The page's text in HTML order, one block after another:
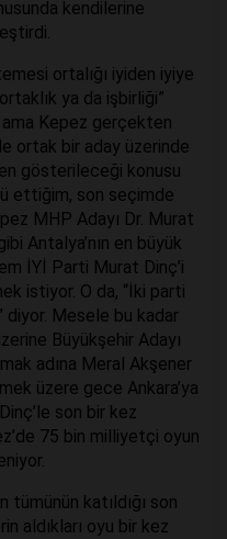
kendilerine
ortalığı iyiden iyiye
ya da işbirliği”
ama Kepez gerçekten
ortak bir aday üzerinde
gösterileceği konusu
ettiğim, son seçimde
MHP Adayı Dr. Murat
Antalya’nın en büyük
İYİ Parti Murat Dinç’i
istiyor. O da, “İki parti
diyor. Mesele bu kadar
Büyükşehir Adayı
adına Meral Akşener
üzere gece Ankara’ya
son bir kez
75 bin milliyetçi oyun
tümünün katıldığı son
aldıkları oyu bir kez